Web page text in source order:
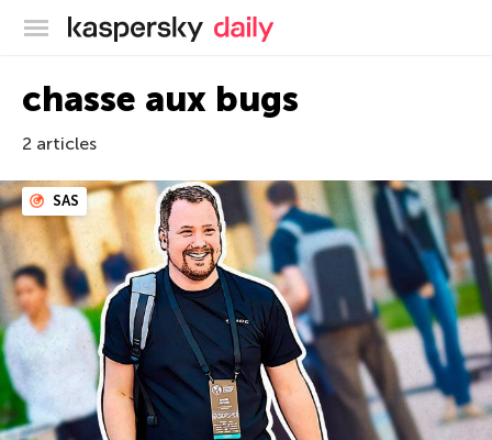
Blog officiel de Kaspersky
chasse aux bugs
2 articles
SAS